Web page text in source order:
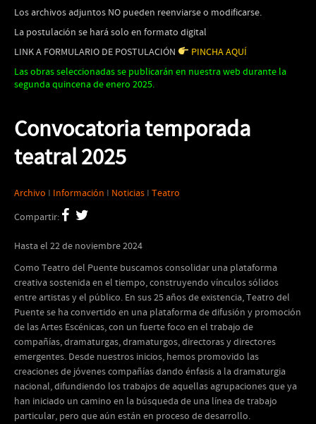
Los archivos adjuntos NO pueden reenviarse o modificarse.
La postulación se hará solo en formato digital
LINK A FORMULARIO DE POSTULACIÓN
PINCHA AQUÍ
Las obras seleccionadas se publicarán en nuestra web durante la
segunda quincena de enero 2025.
Convocatoria temporada
teatral 2025
Archivo I Información I Noticias I Teatro
Compartir:
Hasta el 22 de noviembre 2024
Como Teatro del Puente buscamos consolidar una plataforma
creativa sostenida en el tiempo, construyendo vínculos sólidos
entre artistas y el público. En sus 25 años de existencia, Teatro del
Puente se ha convertido en una plataforma de difusión y promoción
de las Artes Escénicas, con un fuerte foco en el trabajo de
compañías, dramaturgas, dramaturgos, directoras y directores
emergentes. Desde nuestros inicios, hemos promovido las
creaciones de jóvenes compañías dando énfasis a la dramaturgia
nacional, difundiendo los trabajos de aquellas agrupaciones que ya
han iniciado un camino en la búsqueda de una línea de trabajo
particular, pero que aún están en proceso de desarrollo.